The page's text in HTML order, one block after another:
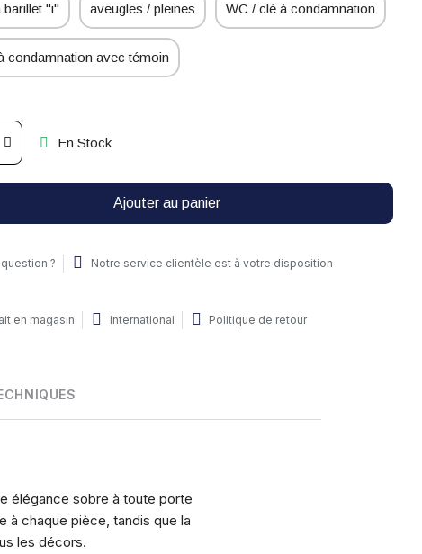
barillet "i" aveugles / pleines WC / clé à condamnation
condamnation avec témoin
En Stock
Ajouter au panier
? Notre service clientèle est à votre disposition
en magasin International Politique de retour
élégance sobre à toute porte
à chaque pièce, tandis que la
les décors.